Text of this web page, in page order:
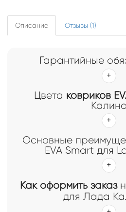
Описание Отзывы (1)
Гарантийные
Цвета ковриков
Калина
Основные
EVA Smart для
Как оформить заказ
для Лада